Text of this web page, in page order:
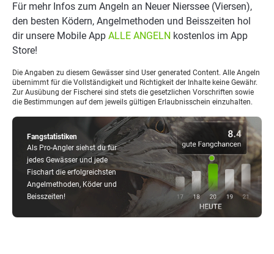
Fangstatistiken
Als Pro-Angler siehst du für
jedes Gewässer und jede
Fischart die erfolgreichsten
Angelmethoden, Köder und
Beisszeiten!
Für mehr Infos zum Angeln an Neuer Nierssee (Viersen),
den besten Ködern, Angelmethoden und Beisszeiten hol
dir unsere Mobile App ALLE ANGELN kostenlos im App
Store!
Die Angaben zu diesem Gewässer sind User generated Content. Alle Angeln
übernimmt für die Vollständigkeit und Richtigkeit der Inhalte keine Gewähr.
Zur Ausübung der Fischerei sind stets die gesetzlichen Vorschriften sowie
die Bestimmungen auf dem jeweils gültigen Erlaubnisschein einzuhalten.